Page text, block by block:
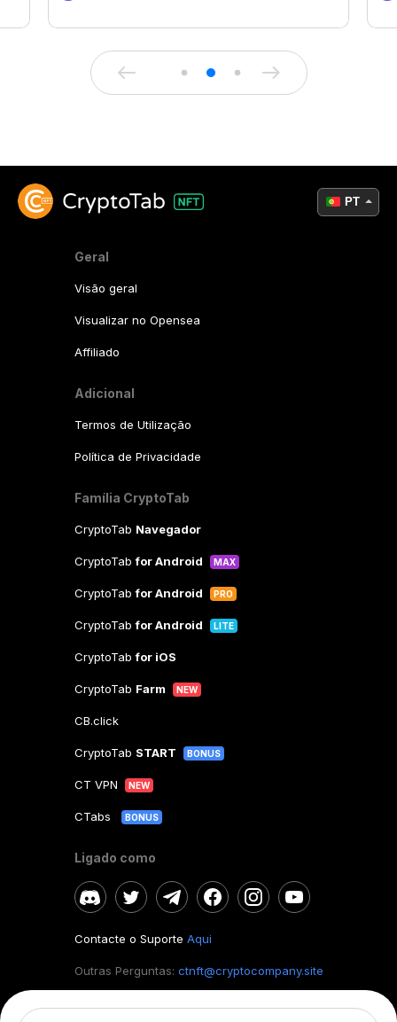
Geral
Visão geral
Visualizar no Opensea
Affiliado
Adicional
Termos de Utilização
Política de Privacidade
Família CryptoTab
CryptoTab Navegador
CryptoTabfor Android MAX
CryptoTabfor Android PRO
CryptoTabfor Android LITE
CryptoTabfor iOS
CryptoTab Farm NEW
CB.click
CryptoTab START BONUS
CT VPN NEW
CTabs BONUS
Ligado como
Contacte o Suporte Aqui
Outras Perguntas: ctnft@cryptocompany.site
PT